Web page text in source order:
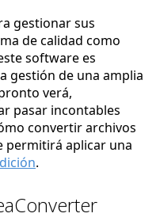
gestionar sus
de calidad como
software es
gestión de una amplia
verá,
pasar incontables
convertir archivos
permitirá aplicar una
.